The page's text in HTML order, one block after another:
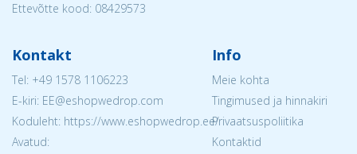
Ettevõtte kood: 08429573
Kontakt
Tel: +49 1578 1106223
E-kiri: EE@eshopwedrop.com
Koduleht: https://www.eshopwedrop.ee/
Avatud:
Info
Meie kohta
Tingimused ja hinnakiri
Privaatsuspoliitika
Kontaktid